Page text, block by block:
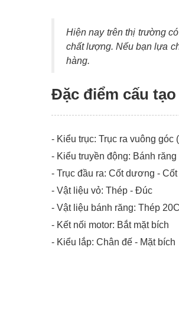
Hiện nay trên thị trường
chất lượng. Nếu bạn lựa
hàng.
Đặc điểm cấu
- Kiểu trục: Trục ra vuông góc
- Kiểu truyền động: Bánh
- Trục đầu ra: Cốt dương - Cốt
- Vật liệu vỏ: Thép - Đúc
- Vật liệu bánh răng: Thép
- Kết nối motor: Bắt mặt bích
- Kiểu lắp: Chân đế - Mặt bích